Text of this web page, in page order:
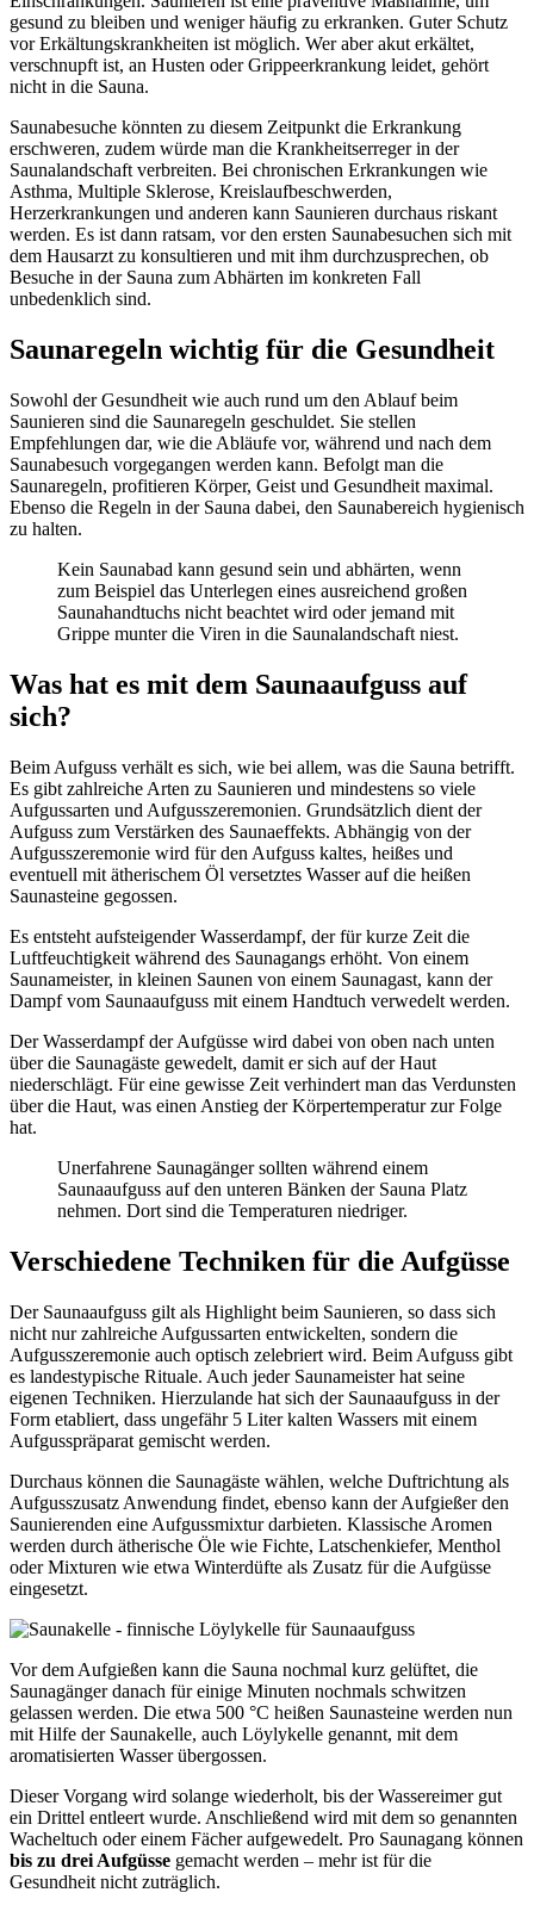
gesund zu bleiben und weniger häufig zu erkranken. Guter Schutz
vor Erkältungskrankheiten ist möglich. Wer aber akut erkältet,
verschnupft ist, an Husten oder Grippeerkrankung leidet, gehört
nicht in die Sauna.
Saunabesuche könnten zu diesem Zeitpunkt die Erkrankung
erschweren, zudem würde man die Krankheitserreger in der
Saunalandschaft verbreiten. Bei chronischen Erkrankungen wie
Asthma, Multiple Sklerose, Kreislaufbeschwerden,
Herzerkrankungen und anderen kann Saunieren durchaus riskant
werden. Es ist dann ratsam, vor den ersten Saunabesuchen sich mit
dem Hausarzt zu konsultieren und mit ihm durchzusprechen, ob
Besuche in der Sauna zum Abhärten im konkreten Fall
unbedenklich sind.
Saunaregeln wichtig für die Gesundheit
Sowohl der Gesundheit wie auch rund um den Ablauf beim
Saunieren sind die Saunaregeln geschuldet. Sie stellen
Empfehlungen dar, wie die Abläufe vor, während und nach dem
Saunabesuch vorgegangen werden kann. Befolgt man die
Saunaregeln, profitieren Körper, Geist und Gesundheit maximal.
Ebenso die Regeln in der Sauna dabei, den Saunabereich hygienisch
zu halten.
Kein Saunabad kann gesund sein und abhärten, wenn
zum Beispiel das Unterlegen eines ausreichend großen
Saunahandtuchs nicht beachtet wird oder jemand mit
Grippe munter die Viren in die Saunalandschaft niest.
Was hat es mit dem Saunaaufguss auf
sich?
Beim Aufguss verhält es sich, wie bei allem, was die Sauna betrifft.
Es gibt zahlreiche Arten zu Saunieren und mindestens so viele
Aufgussarten und Aufgusszeremonien. Grundsätzlich dient der
Aufguss zum Verstärken des Saunaeffekts. Abhängig von der
Aufgusszeremonie wird für den Aufguss kaltes, heißes und
eventuell mit ätherischem Öl versetztes Wasser auf die heißen
Saunasteine gegossen.
Es entsteht aufsteigender Wasserdampf, der für kurze Zeit die
Luftfeuchtigkeit während des Saunagangs erhöht. Von einem
Saunameister, in kleinen Saunen von einem Saunagast, kann der
Dampf vom Saunaaufguss mit einem Handtuch verwedelt werden.
Der Wasserdampf der Aufgüsse wird dabei von oben nach unten
über die Saunagäste gewedelt, damit er sich auf der Haut
niederschlägt. Für eine gewisse Zeit verhindert man das Verdunsten
über die Haut, was einen Anstieg der Körpertemperatur zur Folge
hat.
Unerfahrene Saunagänger sollten während einem
Saunaaufguss auf den unteren Bänken der Sauna Platz
nehmen. Dort sind die Temperaturen niedriger.
Verschiedene Techniken für die Aufgüsse
Der Saunaaufguss gilt als Highlight beim Saunieren, so dass sich
nicht nur zahlreiche Aufgussarten entwickelten, sondern die
Aufgusszeremonie auch optisch zelebriert wird. Beim Aufguss gibt
es landestypische Rituale. Auch jeder Saunameister hat seine
eigenen Techniken. Hierzulande hat sich der Saunaaufguss in der
Form etabliert, dass ungefähr 5 Liter kalten Wassers mit einem
Aufgusspräparat gemischt werden.
Durchaus können die Saunagäste wählen, welche Duftrichtung als
Aufgusszusatz Anwendung findet, ebenso kann der Aufgießer den
Saunierenden eine Aufgussmixtur darbieten. Klassische Aromen
werden durch ätherische Öle wie Fichte, Latschenkiefer, Menthol
oder Mixturen wie etwa Winterdüfte als Zusatz für die Aufgüsse
eingesetzt.
Vor dem Aufgießen kann die Sauna nochmal kurz gelüftet, die
Saunagänger danach für einige Minuten nochmals schwitzen
gelassen werden. Die etwa 500 °C heißen Saunasteine werden nun
mit Hilfe der Saunakelle, auch Löylykelle genannt, mit dem
aromatisierten Wasser übergossen.
Dieser Vorgang wird solange wiederholt, bis der Wassereimer gut
ein Drittel entleert wurde. Anschließend wird mit dem so genannten
Wacheltuch oder einem Fächer aufgewedelt. Pro Saunagang können
bis zu drei Aufgüsse gemacht werden – mehr ist für die
Gesundheit nicht zuträglich.